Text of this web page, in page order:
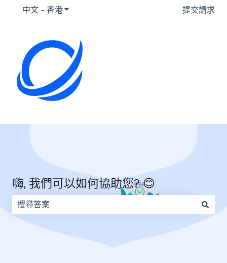
中文 - 香港顯示要翻譯的子選單 提交請求
嗨, 我們可以如何協助您? 😊
因為搜尋欄位空白，因此沒有建議。